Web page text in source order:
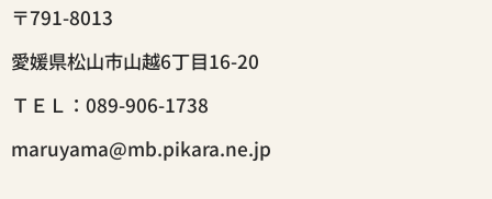
〒791-8013
愛媛県松山市山越6丁目16-20
ＴＥＬ：089-906-1738
maruyama@mb.pikara.ne.jp